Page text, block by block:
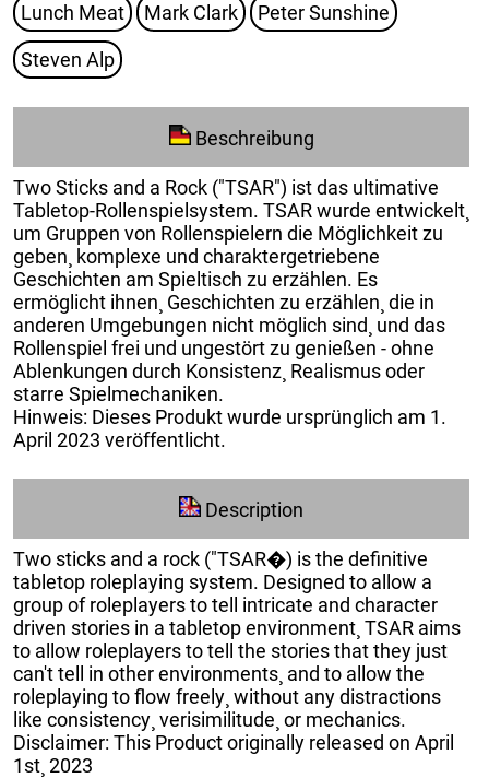
Lunch Meat Mark Clark Peter Sunshine
Steven Alp
Beschreibung
Two Sticks and a Rock ("TSAR") ist das ultimative
Tabletop-Rollenspielsystem. TSAR wurde entwickelt¸
um Gruppen von Rollenspielern die Möglichkeit zu
geben¸ komplexe und charaktergetriebene
Geschichten am Spieltisch zu erzählen. Es
ermöglicht ihnen¸ Geschichten zu erzählen¸ die in
anderen Umgebungen nicht möglich sind¸ und das
Rollenspiel frei und ungestört zu genießen - ohne
Ablenkungen durch Konsistenz¸ Realismus oder
starre Spielmechaniken.
Hinweis: Dieses Produkt wurde ursprünglich am 1.
April 2023 veröffentlicht.
Description
Two sticks and a rock ("TSAR�) is the definitive
tabletop roleplaying system. Designed to allow a
group of roleplayers to tell intricate and character
driven stories in a tabletop environment¸ TSAR aims
to allow roleplayers to tell the stories that they just
can't tell in other environments¸ and to allow the
roleplaying to flow freely¸ without any distractions
like consistency¸ verisimilitude¸ or mechanics.
Disclaimer: This Product originally released on April
1st¸ 2023